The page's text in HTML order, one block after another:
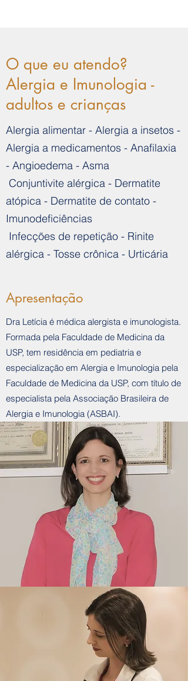
O que eu atendo?
Alergia e Imunologia -
adultos e crianças
Alergia alimentar - Alergia a insetos -
Alergia a medicamentos - Anafilaxia
- Angioedema - Asma
Conjuntivite alérgica - Dermatite
atópica - Dermatite de contato -
Imunodeficiências
Infecções de repetição - Rinite
alérgica - Tosse crônica - Urticária
Apresentação
Dra Letícia é médica alergista e imunologista.
Formada pela Faculdade de Medicina da
USP, tem residência em pediatria e
especialização em Alergia e Imunologia pela
Faculdade de Medicina da USP, com título de
especialista pela Associação Brasileira de
Alergia e Imunologia (ASBAI).